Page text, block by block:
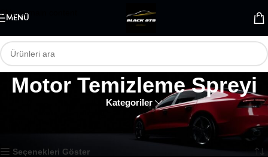
Skip to main content
MENÜ
Motor Temizleme Spreyi
Kategoriler
Hırdavat ve Teknik Ürünler Motor Temizleme Spreyi
Seçenekleri Göster